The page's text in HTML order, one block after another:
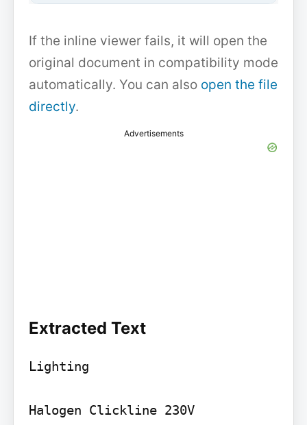
If the inline viewer fails, it will open the
original document in compatibility mode
automatically. You can also open the file
directly.
Advertisements
Extracted Text
Lighting
Halogen Clickline 230V